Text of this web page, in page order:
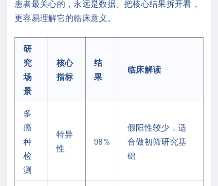
患者最关心的，永远是数据。把核心结果拆开看，
更容易理解它的临床意义。
研
究
场
景
核心
指标
结
果
临床解读
多
癌
种
检
测
特异
性
98%
假阳性较少，适
合做初筛研究基
础